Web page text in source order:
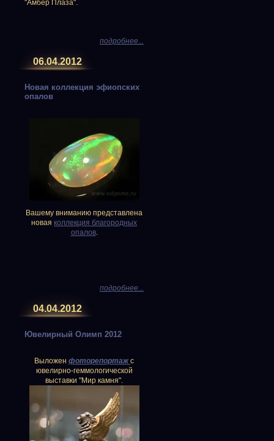
"Амбер Плаза".
подробнее...
06.04.2012
Новая коллекция эфиопских
опалов
Вашему вниманию представлена
новая коллекция благородных
опалов.
подробнее...
04.04.2012
Ювелирный Олимп 2012
Выложен фоторепортаж с
ювелирно-геммологической
выставки "Мир камня".